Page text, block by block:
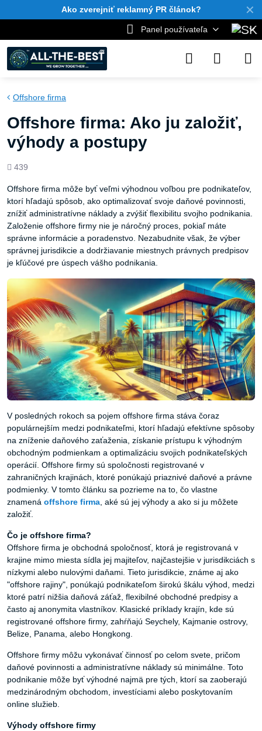
✕
Ako zverejniť reklamný PR článok?
Panel používateľa
Offshore firma
Offshore firma: Ako ju založiť,
výhody a postupy
Počet
439
Offshore firma môže byť veľmi výhodnou voľbou pre podnikateľov,
ktorí hľadajú spôsob, ako optimalizovať svoje daňové povinnosti,
znížiť administratívne náklady a zvýšiť flexibilitu svojho podnikania.
Založenie offshore firmy nie je náročný proces, pokiaľ máte
správne informácie a poradenstvo. Nezabudnite však, že výber
správnej jurisdikcie a dodržiavanie miestnych právnych predpisov
je kľúčové pre úspech vášho podnikania.
V posledných rokoch sa pojem offshore firma stáva čoraz
populárnejším medzi podnikateľmi, ktorí hľadajú efektívne spôsoby
na zníženie daňového zaťaženia, získanie prístupu k výhodným
obchodným podmienkam a optimalizáciu svojich podnikateľských
operácií. Offshore firmy sú spoločnosti registrované v
zahraničných krajinách, ktoré ponúkajú priaznivé daňové a právne
podmienky. V tomto článku sa pozrieme na to, čo vlastne
znamená offshore firma, aké sú jej výhody a ako si ju môžete
založiť.
Čo je offshore firma?
Offshore firma je obchodná spoločnosť, ktorá je registrovaná v
krajine mimo miesta sídla jej majiteľov, najčastejšie v jurisdikciách s
nízkymi alebo nulovými daňami. Tieto jurisdikcie, známe aj ako
"offshore rajiny", ponúkajú podnikateľom širokú škálu výhod, medzi
ktoré patrí nižšia daňová záťaž, flexibilné obchodné predpisy a
často aj anonymita vlastníkov. Klasické príklady krajín, kde sú
registrované offshore firmy, zahŕňajú Seychely, Kajmanie ostrovy,
Belize, Panama, alebo Hongkong.
Offshore firmy môžu vykonávať činnosť po celom svete, pričom
daňové povinnosti a administratívne náklady sú minimálne. Toto
podnikanie môže byť výhodné najmä pre tých, ktorí sa zaoberajú
medzinárodným obchodom, investíciami alebo poskytovaním
online služieb.
Výhody offshore firmy